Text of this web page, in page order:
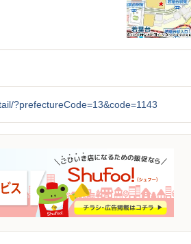
?prefectureCode=13&code=1143